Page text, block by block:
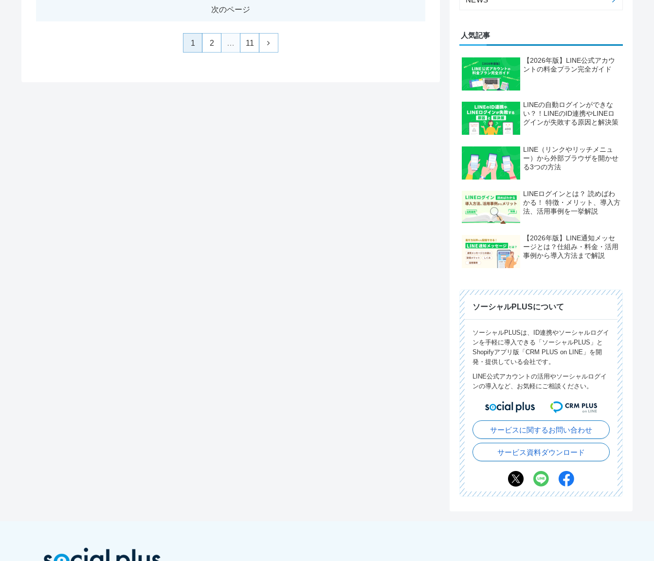
次のページ
1 2 … 11 次
人気記事
【2026年版】LINE公式アカウ
ントの料金プラン完全ガイド
LINEの自動ログインができな
い？！LINEのID連携やLINEロ
グインが失敗する原因と解決策
LINE（リンクやリッチメニュ
ー）から外部ブラウザを開かせ
る3つの方法
LINEログインとは？ 読めばわ
かる！ 特徴・メリット、導入方
法、活用事例を一挙解説
【2026年版】LINE通知メッセ
ージとは？仕組み・料金・活用
事例から導入方法まで解説
ソーシャルPLUSについて
ソーシャルPLUSは、ID連携やソーシャルログイ
ンを手軽に導入できる「ソーシャルPLUS」と
Shopifyアプリ版「CRM PLUS on LINE」を開
発・提供している会社です。
LINE公式アカウントの活用やソーシャルログイ
ンの導入など、お気軽にご相談ください。
サービスに関するお問い合わせ
サービス資料ダウンロード